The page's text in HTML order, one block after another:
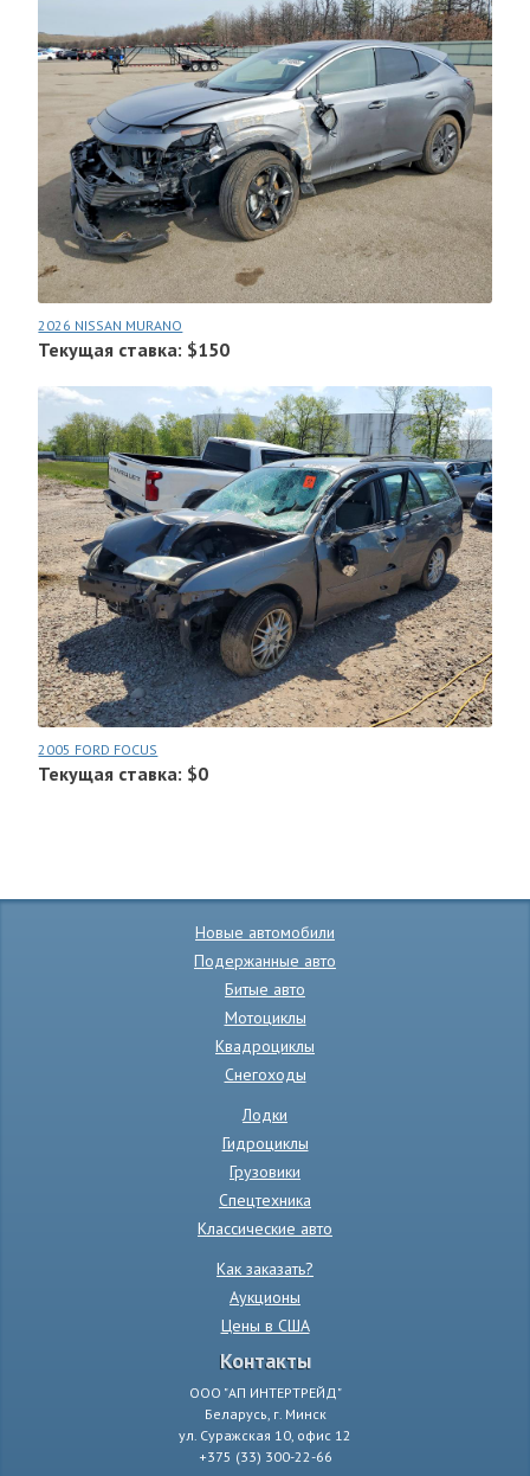
2026 NISSAN MURANO
Текущая ставка: $150
2005 FORD FOCUS
Текущая ставка: $0
Новые автомобили
Подержанные авто
Битые авто
Мотоциклы
Квадроциклы
Снегоходы
Лодки
Гидроциклы
Грузовики
Спецтехника
Классические авто
Как заказать?
Аукционы
Цены в США
Контакты
ООО "АП ИНТЕРТРЕЙД"
Беларусь, г. Минск
ул. Суражская 10, офис 12
+375 (33) 300-22-66